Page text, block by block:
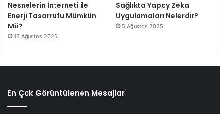
Nesnelerin İnterneti ile
Enerji Tasarrufu Mümkün
Mü?
15 Ağustos 2025
Sağlıkta Yapay Zeka
Uygulamaları Nelerdir?
5 Ağustos 2025
En Çok Görüntülenen Mesajlar